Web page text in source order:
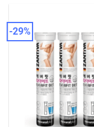
-29%